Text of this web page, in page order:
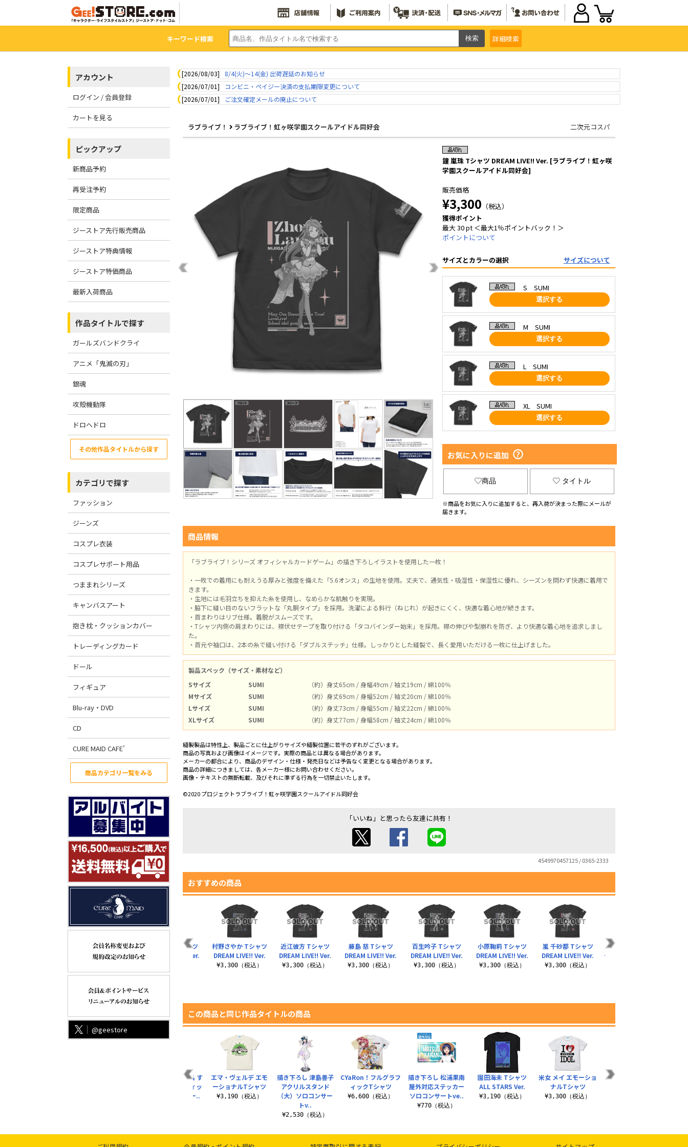
キーワード検索 詳細検索
アカウント
ログイン / 会員登録
カートを見る
ピックアップ
新商品予約
再受注予約
限定商品
ジーストア先行販売商品
ジーストア特典情報
ジーストア特価商品
最新入荷商品
作品タイトルで探す
ガールズバンドクライ
アニメ「鬼滅の刃」
銀魂
攻殻機動隊
ドロヘドロ
その他作品タイトルから探す
カテゴリで探す
ファッション
ジーンズ
コスプレ衣装
コスプレサポート用品
つままれシリーズ
キャンバスアート
抱き枕・クッションカバー
トレーディングカード
ドール
フィギュア
Blu-ray・DVD
CD
CURE MAID CAFE’
商品カテゴリ一覧をみる
@geestore
[2026/08/03]
8/4(火)～14(金) 出荷遅延のお知らせ
[2026/07/01]
コンビニ・ペイジー決済の支払期限変更について
[2026/07/01]
ご注文確定メールの廃止について
ラブライブ！ ラブライブ！虹ヶ咲学園スクールアイドル同好会 二次元コスパ
鐘 嵐珠 Tシャツ DREAM LIVE!! Ver. [ラブライブ！虹ヶ咲
学園スクールアイドル同好会]
販売価格
¥3,300 （税込）
獲得ポイント
最大 30 pt ＜最大1％ポイントバック！＞
ポイントについて
サイズとカラーの選択 サイズについて
S SUMI
選択する
M SUMI
選択する
L SUMI
選択する
XL SUMI
選択する
お気に入りに追加
商品 タイトル
※商品をお気に入りに追加すると、再入荷が決まった際にメールが
届きます。
商品情報
「ラブライブ！シリーズ オフィシャルカードゲーム」の描き下ろしイラストを使用した一枚！
・一枚での着用にも耐えうる厚みと強度を備えた「5.6オンス」の生地を使用。丈夫で、通気性・吸湿性・保湿性に優れ、シーズンを問わず快適に着用で
きます。
・生地には毛羽立ちを抑えた糸を使用し、なめらかな肌触りを実現。
・脇下に縫い目のないフラットな「丸胴タイプ」を採用。洗濯による斜行（ねじれ）が起きにくく、快適な着心地が続きます。
・首まわりはリブ仕様。着脱がスムーズです。
・Tシャツ内側の肩まわりには、襟伏せテープを取り付ける「タコバインダー始末」を採用。襟の伸びや型崩れを防ぎ、より快適な着心地を追求しまし
た。
・首元や袖口は、2本の糸で縫い付ける「ダブルステッチ」仕様。しっかりとした縫製で、長く愛用いただける一枚に仕上げました。
製品スペック（サイズ・素材など）
Sサイズ
SUMI
（約）身丈65cm / 身幅49cm / 袖丈19cm / 綿100％
Mサイズ
SUMI
（約）身丈69cm / 身幅52cm / 袖丈20cm / 綿100％
Lサイズ
SUMI
（約）身丈73cm / 身幅55cm / 袖丈22cm / 綿100％
XLサイズ
SUMI （約）身丈77cm / 身幅58cm / 袖丈24cm / 綿100％
縫製製品は特性上、製品ごとに仕上がりサイズや縫製位置に若干のずれがございます。
商品の写真および画像はイメージです。実際の商品とは異なる場合があります。
メーカーの都合により、商品のデザイン・仕様・発売日などは予告なく変更となる場合があります。
商品の詳細につきましては、各メーカー様にお問い合わせください。
画像・テキストの無断転載、及びそれに準ずる行為を一切禁止いたします。
©2020 プロジェクトラブライブ！虹ヶ咲学園スクールアイドル同好会
「いいね」と思ったら友達に共有！
4549970457125 / 0365-2333
おすすめの商品
藤島 慈 Tシャツ
DREAM LIVE!! Ver.
¥3,300（税込）
百生吟子 Tシャツ
DREAM LIVE!! Ver.
¥3,300（税込）
小原鞠莉 Tシャツ
DREAM LIVE!! Ver.
¥3,300（税込）
嵐 千砂都 Tシャツ
DREAM LIVE!! Ver.
¥3,300（税込）
ウィーン・マルガレ
ーテ Tシャツ DREAM
乙宗 梢 Tシャツ
DREAM LIVE!! Ver.
鬼塚夏美 Tシャツ
DREAM LIVE!! Ver.
村野さやか Tシャツ
DREAM LIVE!! Ver.
¥3,300（税込）
近江彼方 Tシャツ
DREAM LIVE!! Ver.
¥3,300（税込）
この商品と同じ作品タイトルの商品
CYaRon！フルグラフ
ィックTシャツ
¥6,600（税込）
描き下ろし 松浦果南
屋外対応ステッカー
ソロコンサートve..
¥770（税込）
園田海未 Tシャツ
ALL STARS Ver.
¥3,190（税込）
米女 メイ エモーショ
ナルTシャツ
¥3,300（税込）
私立浦の星女学院 夏
描き下ろし 平安名 す
みれ フルグラフィッ
クTシャツ ロリー..
エマ・ヴェルデ エモ
ーショナルTシャツ
¥3,190（税込）
描き下ろし 津島善子
アクリルスタンド
（大）ソロコンサー
トv..
¥2,530（税込）